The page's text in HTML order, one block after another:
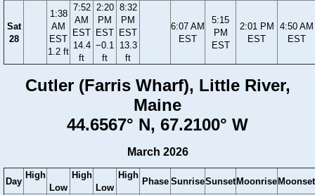
Sat
28
1:38
AM
EST
1.2 ft
7:52
AM
EST
14.4
ft
2:20
PM
EST
−0.1
ft
8:32
PM
EST
13.3
ft
6:07 AM
EST
5:15
PM
EST
2:01 PM
EST
4:50 AM
EST
Cutler (Farris Wharf), Little River,
Maine
44.6567° N, 67.2100° W
March 2026
Day
High
Low
High
Low
High
Phase SunriseSunset Moonrise Moonset